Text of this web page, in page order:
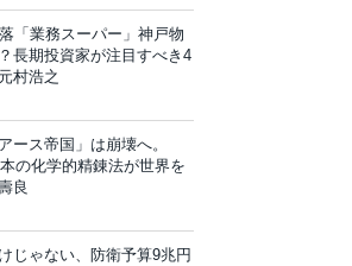
「業務スーパー」神戸物
長期投資家が注目すべき4
村浩之
ース帝国」は崩壊へ。
の化学的精錬法が世界を
良
じゃない、防衛予算9兆円